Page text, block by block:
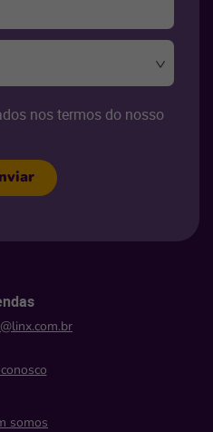
nos termos do nosso
somos